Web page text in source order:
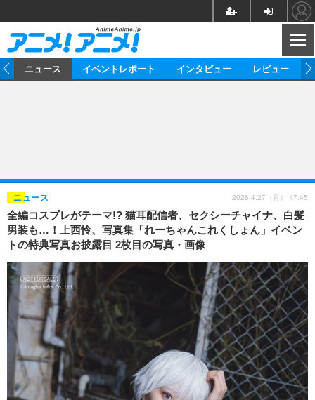
ゲーム グッズ
イベント
海外イベント ビジネス
俳優・タレント アーティスト
ビジネス
アニメ 実写
書評
ゲーム 座談会
動画
アニメ
アニメ！アニメ！TV ABEMA Cafe
連載・コラム
ニュース イベントレポート インタビュー レビュー
全編コスプレがテーマ!? 猫耳配信者、セクシーチャイナ、白髪
男装も…！上西怜、写真集「れーちゃんこれくしょん」イベン
トの特典写真お披露目 2枚目の写真・画像
ニュース 2026.4.27（月） 17:45